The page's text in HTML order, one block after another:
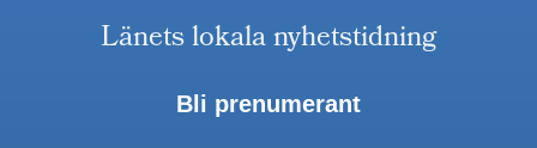
Länets lokala nyhetstidning
Bli prenumerant